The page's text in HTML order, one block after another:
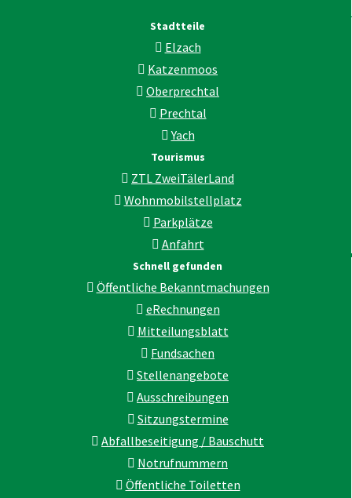
Stadtteile
Elzach
Katzenmoos
Oberprechtal
Prechtal
Yach
Tourismus
ZTL ZweiTälerLand
Wohnmobilstellplatz
Parkplätze
Anfahrt
Schnell gefunden
Öffentliche Bekanntmachungen
eRechnungen
Mitteilungsblatt
Fundsachen
Stellenangebote
Ausschreibungen
Sitzungstermine
Abfallbeseitigung / Bauschutt
Notrufnummern
Öffentliche Toiletten